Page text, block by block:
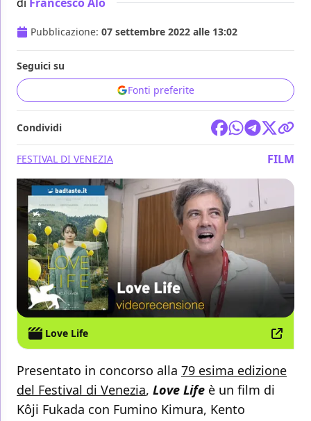
Pubblicazione: 07 settembre 2022 alle 13:02
Seguici su
Fonti preferite
Condividi
FESTIVAL DI VENEZIA FILM
Love Life
Presentato in concorso alla 79 esima edizione
del Festival di Venezia, Love Life è un film di
Kôji Fukada con Fumino Kimura, Kento